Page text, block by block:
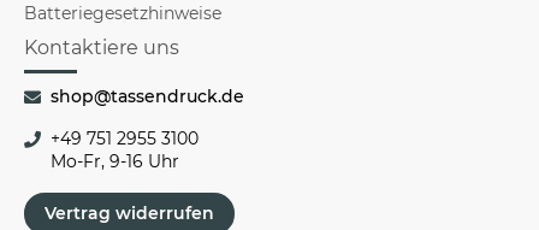
Batteriegesetzhinweise
Kontaktiere uns
shop@tassendruck.de
+49 751 2955 3100
Mo-Fr, 9-16 Uhr
Vertrag widerrufen